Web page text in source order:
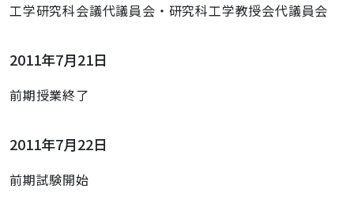
工学研究科会議代議員会・研究科工学教授会代議員会
2011年7月21日
前期授業終了
2011年7月22日
前期試験開始